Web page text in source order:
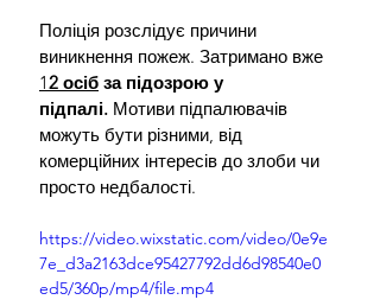
Поліція розслідує причини
виникнення пожеж. Затримано вже
12 осіб за підозрою у
підпалі. Мотиви підпалювачів
можуть бути різними, від
комерційних інтересів до злоби чи
просто недбалості.
https://video.wixstatic.com/video/0e9e
7e_d3a2163dce95427792dd6d98540e0
ed5/360p/mp4/file.mp4